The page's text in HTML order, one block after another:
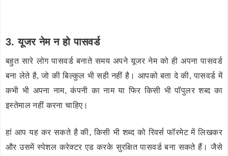
3. यूजर नेम न हो पासवर्ड
बहुत सारे लोग पासवर्ड बनाते समय अपने यूजर नेम को ही अपना पासवर्ड
बना लेते है, जो की बिल्कुल भी सही नहीं है। आपको बता दे की, पासवर्ड में
कभी भी अपना नाम, कंपनी का नाम या फिर किसी भी पॉपुलर शब्द का
इस्तेमाल नहीं करना चाहिए।
हां आप यह कर सकते है की, किसी भी शब्द को रिवर्स फॉरमेट में लिखकर
और उसमें स्पेशल करेक्टर एड करके सुरक्षित पासवर्ड बना सकते हैं। जैसे